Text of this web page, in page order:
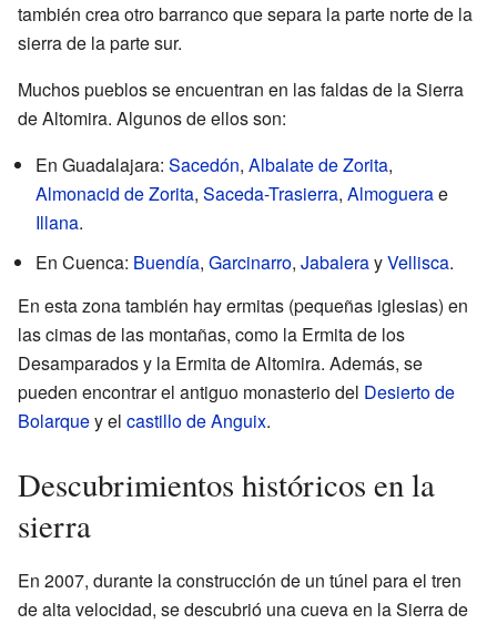
también crea otro barranco que separa la parte norte de la
sierra de la parte sur.
Muchos pueblos se encuentran en las faldas de la Sierra
de Altomira. Algunos de ellos son:
En Guadalajara: Sacedón, Albalate de Zorita,
Almonacid de Zorita, Saceda-Trasierra, Almoguerae
Illana.
En Cuenca: Buendía, Garcinarro, JabalerayVellisca.
En esta zona también hay ermitas (pequeñas iglesias) en
las cimas de las montañas, como la Ermita de los
Desamparados y la Ermita de Altomira. Además, se
pueden encontrar el antiguo monasterio del Desierto de
Bolarquey el castillo de Anguix.
Descubrimientos históricos en la
sierra
En 2007, durante la construcción de un túnel para el tren
de alta velocidad, se descubrió una cueva en la Sierra de